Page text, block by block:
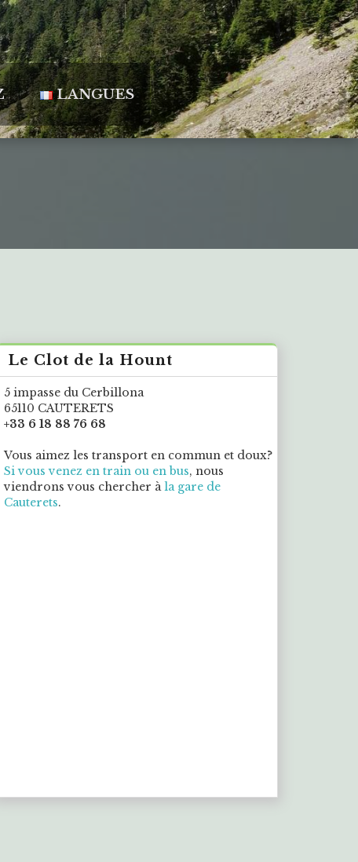
LANGUES
Le Clot de la Hount
5 impasse du Cerbillona
65110 CAUTERETS
+33 6 18 88 76 68
Vous aimez les transport en commun et doux?
Si vous venez en train ou en bus, nous
viendrons vous chercher àla gare de
Cauterets.